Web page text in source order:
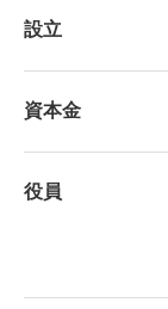
設立
資本金
役員